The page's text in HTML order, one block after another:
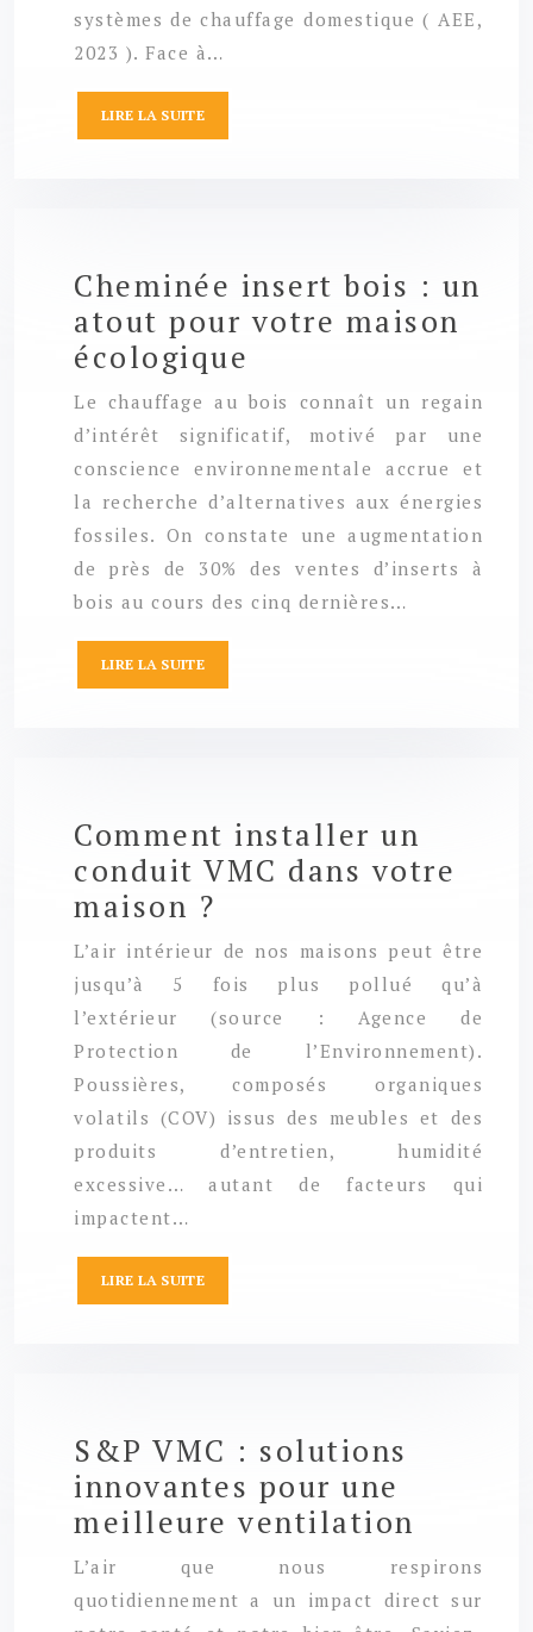
systèmes de chauffage domestique ( AEE,
2023 ). Face à…
LIRE LA SUITE
Cheminée insert bois : un
atout pour votre maison
écologique
Le chauffage au bois connaît un regain
d’intérêt significatif, motivé par une
conscience environnementale accrue et
la recherche d’alternatives aux énergies
fossiles. On constate une augmentation
de près de 30% des ventes d’inserts à
bois au cours des cinq dernières…
LIRE LA SUITE
Comment installer un
conduit VMC dans votre
maison ?
L’air intérieur de nos maisons peut être
jusqu’à 5 fois plus pollué qu’à
l’extérieur (source : Agence de
Protection de l’Environnement).
Poussières, composés organiques
volatils (COV) issus des meubles et des
produits d’entretien, humidité
excessive… autant de facteurs qui
impactent…
LIRE LA SUITE
S&P VMC : solutions
innovantes pour une
meilleure ventilation
L’air que nous respirons
quotidiennement a un impact direct sur